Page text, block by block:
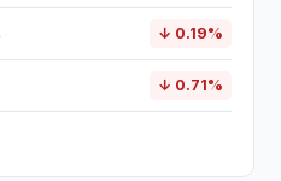
↓ 0.19%
↓ 0.71%